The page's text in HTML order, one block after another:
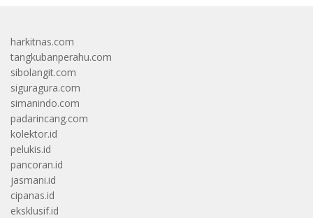
harkitnas.com
tangkubanperahu.com
sibolangit.com
siguragura.com
simanindo.com
padarincang.com
kolektor.id
pelukis.id
pancoran.id
jasmani.id
cipanas.id
eksklusif.id